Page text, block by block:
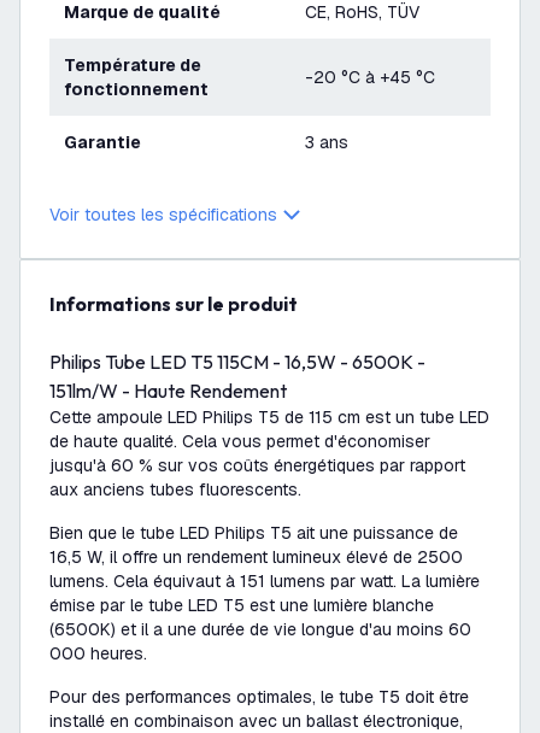
Marque de qualité CE, RoHS, TÜV
Température de
fonctionnement
-20 °C à +45 °C
Garantie 3 ans
Voir toutes les spécifications
Informations sur le produit
Philips Tube LED T5 115CM - 16,5W - 6500K -
151lm/W - Haute Rendement
Cette ampoule LED Philips T5 de 115 cm est un tube LED
de haute qualité. Cela vous permet d'économiser
jusqu'à 60 % sur vos coûts énergétiques par rapport
aux anciens tubes fluorescents.
Bien que le tube LED Philips T5 ait une puissance de
16,5 W, il offre un rendement lumineux élevé de 2500
lumens. Cela équivaut à 151 lumens par watt. La lumière
émise par le tube LED T5 est une lumière blanche
(6500K) et il a une durée de vie longue d'au moins 60
000 heures.
Pour des performances optimales, le tube T5 doit être
installé en combinaison avec un ballast électronique,